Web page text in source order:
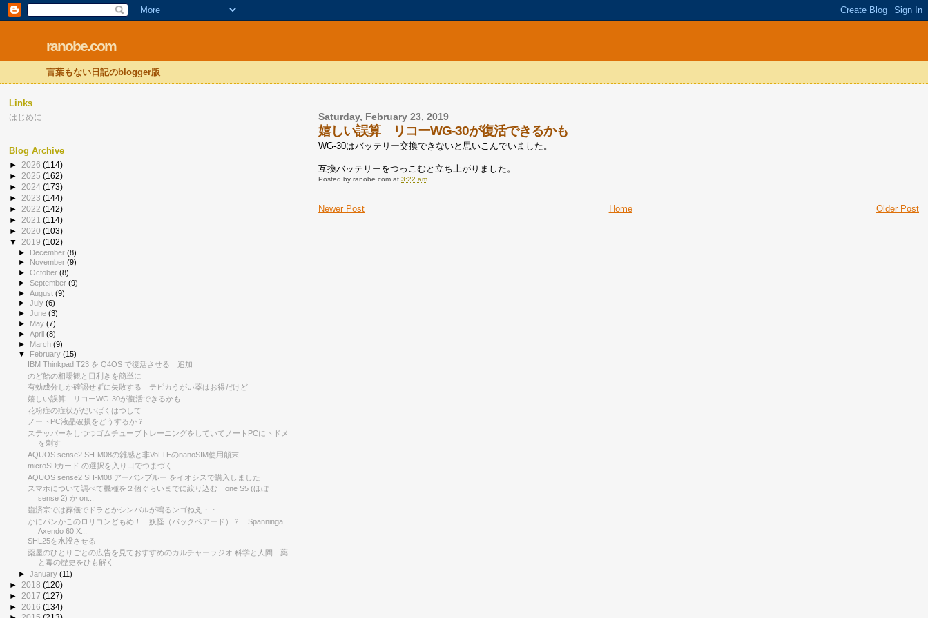
ranobe.com
言葉もない日記のblogger版
Saturday, February 23, 2019
嬉しい誤算 リコーWG-30が復活できるかも
WG-30はバッテリー交換できないと思いこんでいました。
互換バッテリーをつっこむと立ち上がりました。
Posted byranobe.com at3:22 am
Newer Post Older Post
Home
Links
はじめに
Blog Archive
► 2026 (114)
► 2025 (162)
► 2024 (173)
► 2023 (144)
► 2022 (142)
► 2021 (114)
► 2020 (103)
▼ 2019 (102)
► December(8)
►
November(9)
►October(8)
►September(9)
►August(9)
►July(6)
►June(3)
► May(7)
►April(8)
► March(9)
▼
February(15)
IBM Thinkpad T23 を Q4OS で復活させる 追加
のど飴の相場観と目利きを簡単に
有効成分しか確認せずに失敗する テピカうがい薬はお得だけど
嬉しい誤算 リコーWG-30が復活できるかも
花粉症の症状がだいばくはつして
ノートPC液晶破損をどうするか？
ステッパーをしつつゴムチューブトレーニングをしていてノートPCにトドメ
を刺す
AQUOS sense2 SH-M08の雑感と非VoLTEのnanoSIM使用顛末
microSDカード の選択を入り口でつまづく
AQUOS sense2 SH-M08 アーバンブルー をイオシスで購入しました
スマホについて調べて機種を２個ぐらいまでに絞り込む one S5 (ほぼ
sense 2) か on...
臨済宗では葬儀でドラとかシンバルが鳴るンゴねえ・・
かにパンかこのロリコンどもめ！ 妖怪（バックベアード）？ Spanninga
Axendo 60 X...
SHL25を水没させる
薬屋のひとりごとの広告を見ておすすめのカルチャーラジオ 科学と人間 薬
と毒の歴史をひも解く
►January(11)
► 2018 (120)
► 2017 (127)
► 2016 (134)